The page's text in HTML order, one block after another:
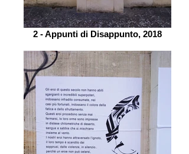
2 - Appunti di Disappunto, 2018